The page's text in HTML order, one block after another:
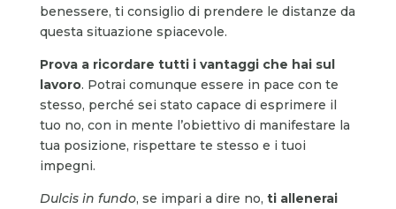
benessere, ti consiglio di prendere le distanze da
questa situazione spiacevole.
Prova a ricordare tutti i vantaggi che hai sul
lavoro. Potrai comunque essere in pace con te
stesso, perché sei stato capace di esprimere il
tuo no, con in mente l’obiettivo di manifestare la
tua posizione, rispettare te stesso e i tuoi
impegni.
Dulcis in fundo, se impari a dire no, ti allenerai